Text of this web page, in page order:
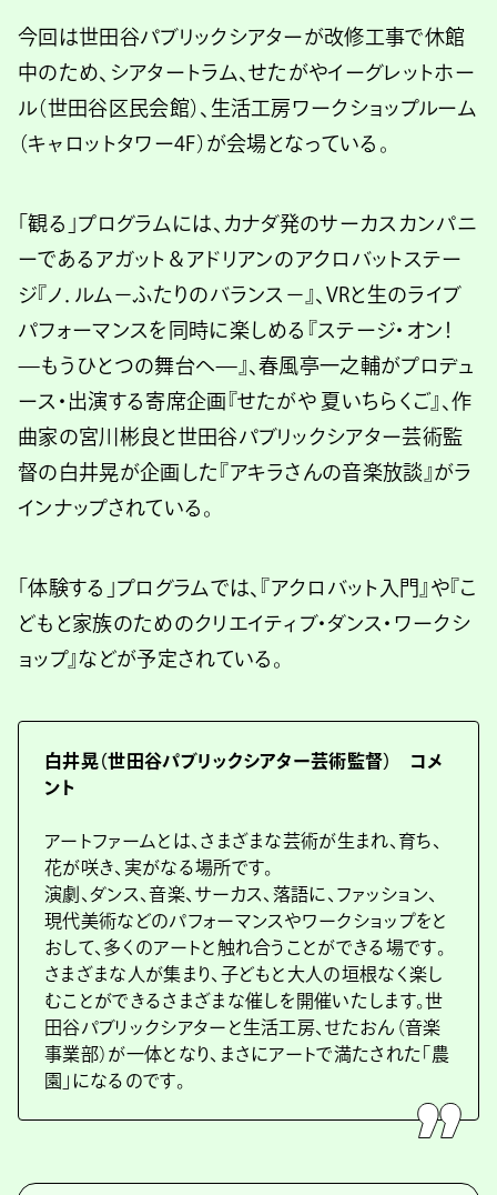
今回は世田谷パブリックシアターが改修工事で休館
中のため、シアタートラム、せたがやイーグレットホー
ル（世田谷区民会館）、生活工房ワークショップルーム
（キャロットタワー4F）が会場となっている。
「観る」プログラムには、カナダ発のサーカスカンパニ
ーであるアガット＆アドリアンのアクロバットステー
ジ『ノ．ルム－ふたりのバランス－』、VRと生のライブ
パフォーマンスを同時に楽しめる『ステージ・オン！
—もうひとつの舞台へ—』、春風亭一之輔がプロデュ
ース・出演する寄席企画『せたがや 夏いちらくご』、作
曲家の宮川彬良と世田谷パブリックシアター芸術監
督の白井晃が企画した『アキラさんの音楽放談』がラ
インナップされている。
「体験する」プログラムでは、『アクロバット入門』や『こ
どもと家族のためのクリエイティブ・ダンス・ワークシ
ョップ』などが予定されている。
白井晃（世田谷パブリックシアター芸術監督） コメ
ント
アートファームとは、さまざまな芸術が生まれ、育ち、
花が咲き、実がなる場所です。
演劇、ダンス、音楽、サーカス、落語に、ファッション、
現代美術などのパフォーマンスやワークショップをと
おして、多くのアートと触れ合うことができる場です。
さまざまな人が集まり、子どもと大人の垣根なく楽し
むことができるさまざまな催しを開催いたします。世
田谷パブリックシアターと生活工房、せたおん（音楽
事業部）が一体となり、まさにアートで満たされた「農
園」になるのです。